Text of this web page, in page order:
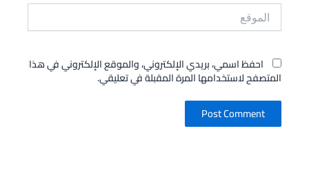
الموقع
احفظ اسمي، بريدي الإلكتروني، والموقع الإلكتروني في هذا
المتصفح لاستخدامها المرة المقبلة في تعليقي.